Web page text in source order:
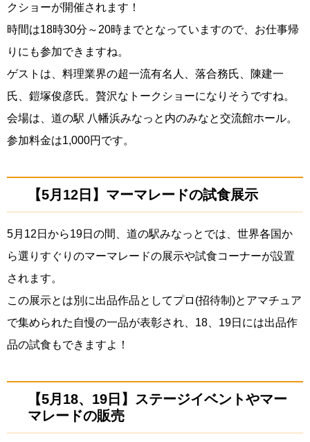
クショーが開催されます！
時間は18時30分～20時までとなっていますので、お仕事帰
りにも参加できますね。
ゲストは、料理業界の超一流有名人、落合務氏、陳建一
氏、鎧塚俊彦氏。贅沢なトークショーになりそうですね。
会場は、道の駅 八幡浜みなっと内のみなと交流館ホール。
参加料金は1,000円です。
【5月12日】マーマレードの試食展示
5月12日から19日の間、道の駅みなっとでは、世界各国か
ら選りすぐりのマーマレードの展示や試食コーナーが設置
されます。
この展示とは別に出品作品としてプロ(招待制)とアマチュア
で集められた自慢の一品が表彰され、18、19日には出品作
品の試食もできますよ！
【5月18、19日】ステージイベントやマー
マレードの販売